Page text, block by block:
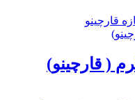
قارچینو